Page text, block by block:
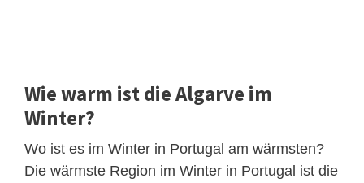
Wie warm ist die Algarve im
Winter?
Wo ist es im Winter in Portugal am wärmsten?
Die wärmste Region im Winter in Portugal ist die